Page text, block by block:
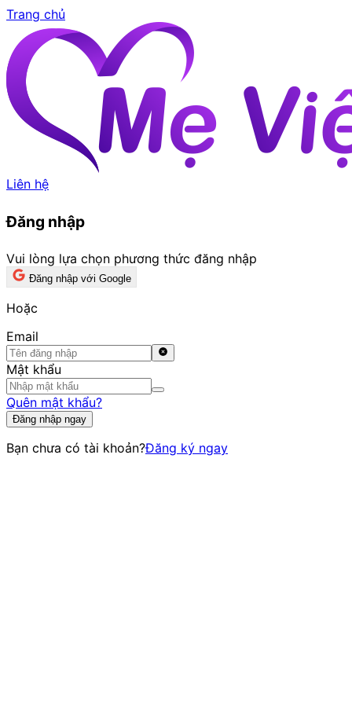
Trang chủ
Liên hệ
Đăng nhập
Vui lòng lựa chọn phương thức đăng nhập
Đăng nhập với Google
Hoặc
Email
Mật khẩu
Quên mật khẩu?
Đăng nhập ngay
Bạn chưa có tài khoản?Đăng ký ngay